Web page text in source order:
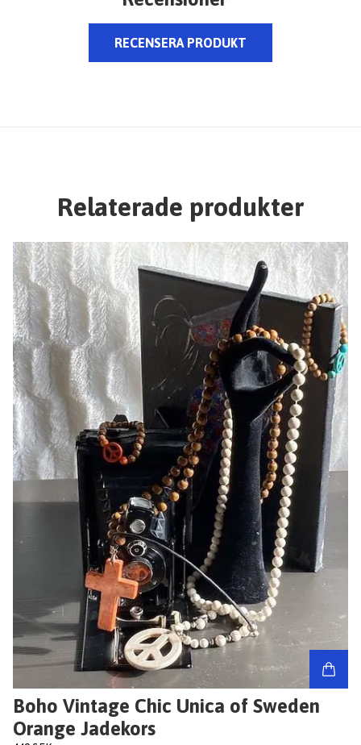
RECENSERA PRODUKT
Relaterade produkter
Boho Vintage Chic Unica of Sweden
Orange Jadekors